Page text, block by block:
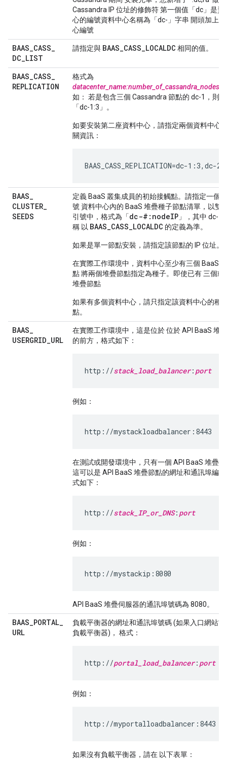
Cassandra IP 位址的修飾符 第一個值「dc」是資
心的編號資料中心名稱為「dc-」字串 開頭加上
心編號
BAAS_CASS_
DC_LIST
請指定與 BAAS_CASS_LOCALDC 相同的值。
BAAS_CASS_
REPLICATION
格式為
datacenter_name:number_of_cassandra_nodes
如： 若是包含三個 Cassandra 節點的 dc-1，則為
「dc-1:3」。
如要安裝第二座資料中心，請指定兩個資料中心
關資訊：
BAAS_CASS_REPLICATION=dc-1:3,dc-
BAAS_
CLUSTER_
SEEDS
定義 BaaS 叢集成員的初始接觸點。請指定一個
號 資料中心內的 BaaS 堆疊種子節點清單，以雙
引號中，格式為「dc-#:nodeIP 」，其中 dc-#
稱 以 BAAS_CASS_LOCALDC 的定義為準。
如果是單一節點安裝，請指定該節點的 IP 位址。
在實際工作環境中，資料中心至少有三個 BaaS
點 將兩個堆疊節點指定為種子。即使已有 三個或
堆疊節點
如果有多個資料中心，請只指定該資料中心的種
點。
BAAS_
USERGRID_URL
在實際工作環境中，這是位於 位於 API BaaS 堆
的前方，格式如下：
http://stack_load_balancer: port
例如：
http://mystackloadbalancer:8443
在測試或開發環境中，只有一個 API BaaS 堆疊
這可以是 API BaaS 堆疊節點的網址和通訊埠編
式如下：
http://stack_IP_or_DNS: port
例如：
http://mystackip:8080
API BaaS 堆疊伺服器的通訊埠號碼為 8080。
BAAS_PORTAL_
URL
負載平衡器的網址和通訊埠號碼 (如果入口網站
負載平衡器)， 格式：
http://portal_load_balancer: port
例如：
http://myportalloadbalancer:8443
如果沒有負載平衡器，請在 以下表單：